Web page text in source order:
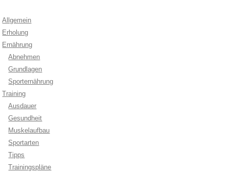
Allgemein
Erholung
Ernährung
Abnehmen
Grundlagen
Sporternährung
Training
Ausdauer
Gesundheit
Muskelaufbau
Sportarten
Tipps
Trainingspläne